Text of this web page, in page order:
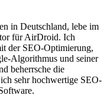
in Deutschland, lebe im
für AirDroid. Ich
der SEO-Optimierung,
Algorithmus und seiner
beherrsche die
sehr hochwertige SEO-